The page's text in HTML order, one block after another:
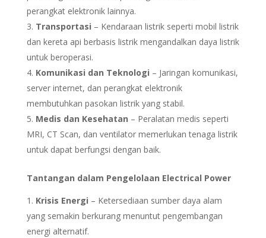
perangkat elektronik lainnya.
Transportasi – Kendaraan listrik seperti mobil listrik
dan kereta api berbasis listrik mengandalkan daya listrik
untuk beroperasi.
Komunikasi dan Teknologi – Jaringan komunikasi,
server internet, dan perangkat elektronik
membutuhkan pasokan listrik yang stabil.
Medis dan Kesehatan – Peralatan medis seperti
MRI, CT Scan, dan ventilator memerlukan tenaga listrik
untuk dapat berfungsi dengan baik.
Tantangan dalam Pengelolaan Electrical Power
Krisis Energi – Ketersediaan sumber daya alam
yang semakin berkurang menuntut pengembangan
energi alternatif.